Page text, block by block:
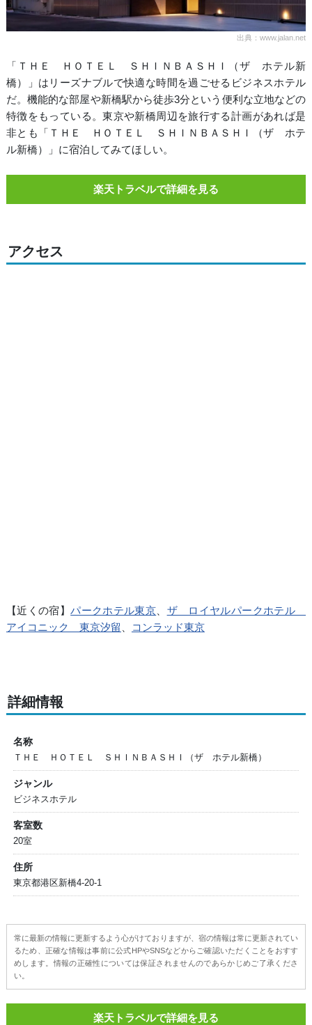
出典：www.jalan.net
「ＴＨＥ ＨＯＴＥＬ ＳＨＩＮＢＡＳＨＩ（ザ ホテル新
橋）」はリーズナブルで快適な時間を過ごせるビジネスホテル
だ。機能的な部屋や新橋駅から徒歩3分という便利な立地などの
特徴をもっている。東京や新橋周辺を旅行する計画があれば是
非とも「ＴＨＥ ＨＯＴＥＬ ＳＨＩＮＢＡＳＨＩ（ザ ホテ
ル新橋）」に宿泊してみてほしい。
楽天トラベルで詳細を見る
アクセス
【近くの宿】パークホテル東京
ザ ロイヤルパークホテル
アイコニック 東京汐留
コンラッド東京
詳細情報
名称
ＴＨＥ ＨＯＴＥＬ ＳＨＩＮＢＡＳＨＩ（ザ ホテル新橋）
ジャンル
ビジネスホテル
客室数
20室
住所
東京都港区新橋4-20-1
常に最新の情報に更新するよう心がけておりますが、宿の情報は常に更新されてい
るため、正確な情報は事前に公式HPやSNSなどからご確認いただくことをおすす
めします。情報の正確性については保証されませんのであらかじめご了承くださ
い。
楽天トラベルで詳細を見る